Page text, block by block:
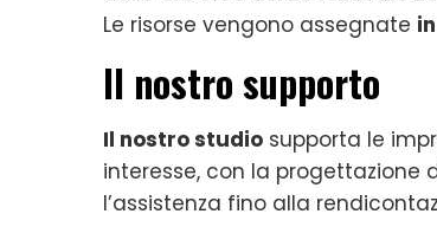
Le risorse vengono assegnate
Il nostro supporto
Il nostro studio supporta le
interesse, con la
l’assistenza fino alla